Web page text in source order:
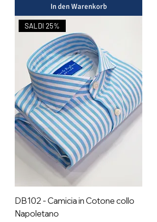
In den Warenkorb
SALDI 25%
DB102 - Camicia in Cotone collo
Napoletano